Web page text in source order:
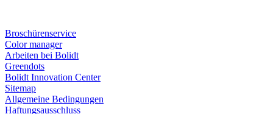
Broschürenservice
Color manager
Arbeiten bei Bolidt
Greendots
Bolidt Innovation Center
Sitemap
Allgemeine Bedingungen
Haftungsausschluss